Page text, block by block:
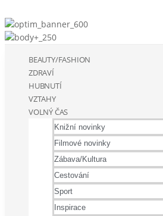
BEAUTY/FASHION
ZDRAVÍ
HUBNUTÍ
VZTAHY
VOLNÝ ČAS
Knižní novinky
Filmové novinky
Zábava/Kultura
Cestování
Sport
Inspirace